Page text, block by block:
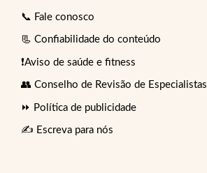
📞 Fale conosco
📃 Confiabilidade do conteúdo
❗Aviso de saúde e fitness
👥 Conselho de Revisão de Especialistas
⏩ Política de publicidade
✍️ Escreva para nós